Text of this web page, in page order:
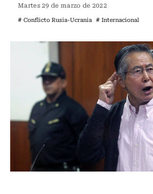
Martes 29 de marzo de 2022
# Conflicto Rusia-Ucrania # Internacional